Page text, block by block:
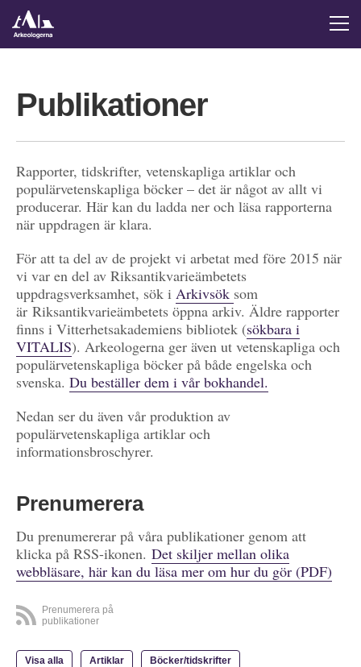
Publikationer
Rapporter, tidskrifter, vetenskapliga artiklar och
populärvetenskapliga böcker – det är något av allt vi
producerar. Här kan du ladda ner och läsa rapporterna
när uppdragen är klara.
För att ta del av de projekt vi arbetat med före 2015 när
vi var en del av Riksantikvarieämbetets
uppdragsverksamhet, sök i Arkivsök som
är Riksantikvarieämbetets öppna arkiv. Äldre rapporter
finns i Vitterhetsakademiens bibliotek (sökbara i
VITALIS). Arkeologerna ger även ut vetenskapliga och
populärvetenskapliga böcker på både engelska och
svenska. Du beställer dem i vår bokhandel.
Nedan ser du även vår produktion av
populärvetenskapliga artiklar och
informationsbroschyrer.
Prenumerera
Du prenumererar på våra publikationer genom att
klicka på RSS-ikonen. Det skiljer mellan olika
webbläsare, här kan du läsa mer om hur du gör (PDF)
Prenumerera på
publikationer
Visa alla Artiklar Böcker/tidskrifter